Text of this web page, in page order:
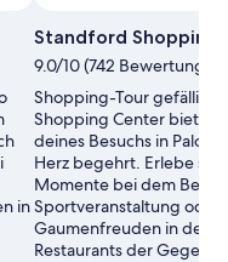
in
Standford Shopping
9.0/10 (742 Bewertungen)
Shopping-Tour gefällig?
Shopping Center bietet
deines Besuchs in Palo
Herz begehrt. Erlebe
Momente bei dem
Sportveranstaltung oder
Gaumenfreuden in den
Restaurants der Gegend.